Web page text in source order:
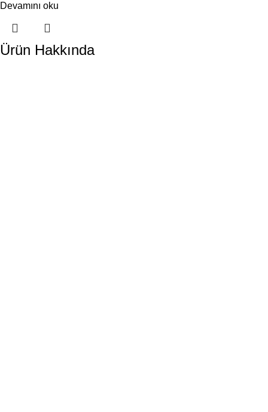
Devamını oku
Ürün Hakkında